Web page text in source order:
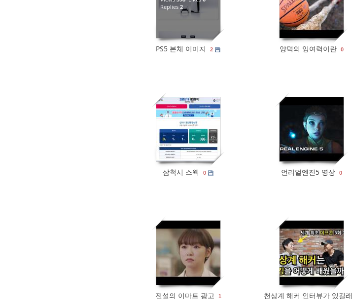
Replies 2
PS5 본체 이미지 2 양덕의 잉여력이란 0
397
삼척시 스웩 0
461
언리얼엔진5 영상 0
490 0
전설의 이마트 광고 1
384 0
천상계 해커 인터뷰가 있길래